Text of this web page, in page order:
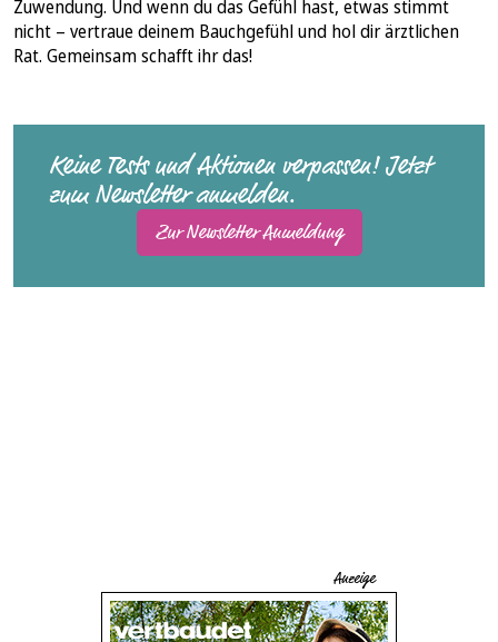
Zuwendung. Und wenn du das Gefühl hast, etwas stimmt
nicht – vertraue deinem Bauchgefühl und hol dir ärztlichen
Rat. Gemeinsam schafft ihr das!
Keine Tests und Aktionen verpassen! Jetzt
zum Newsletter anmelden.
Zur Newsletter Anmeldung